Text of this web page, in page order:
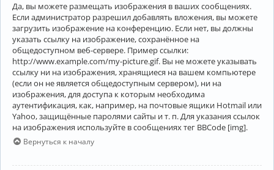
Да, вы можете размещать изображения в ваших сообщениях.
Если администратор разрешил добавлять вложения, вы можете
загрузить изображение на конференцию. Если нет, вы должны
указать ссылку на изображение, сохранённое на
общедоступном веб-сервере. Пример ссылки:
http://www.example.com/my-picture.gif. Вы не можете указывать
ссылку ни на изображения, хранящиеся на вашем компьютере
(если он не является общедоступным сервером), ни на
изображения, для доступа к которым необходима
аутентификация, как, например, на почтовые ящики Hotmail или
Yahoo, защищённые паролями сайты и т. п. Для указания ссылок
на изображения используйте в сообщениях тег BBCode [img].
Вернуться к началу